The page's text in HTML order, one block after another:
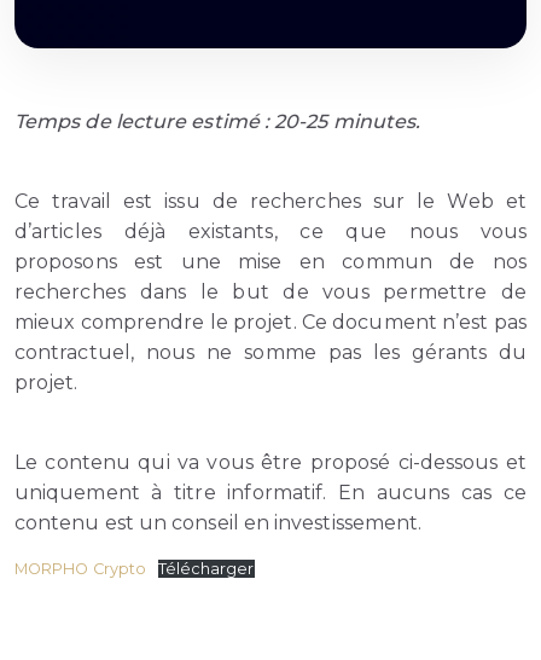
Temps de lecture estimé : 20-25 minutes.
Ce travail est issu de recherches sur le Web et
d’articles déjà existants, ce que nous vous
proposons est une mise en commun de nos
recherches dans le but de vous permettre de
mieux comprendre le projet. Ce document n’est pas
contractuel, nous ne somme pas les gérants du
projet.
Le contenu qui va vous être proposé ci-dessous et
uniquement à titre informatif. En aucuns cas ce
contenu est un conseil en investissement.
MORPHO Crypto Télécharger